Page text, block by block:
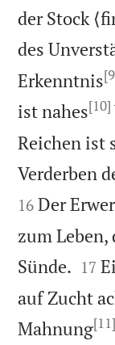
der Stock
des
Erkenntnis
ist nahes[10]
Reichen ist
Verderben
16 Der
zum Leben,
Sünde. 

17
auf Zucht
Mahnung[11]